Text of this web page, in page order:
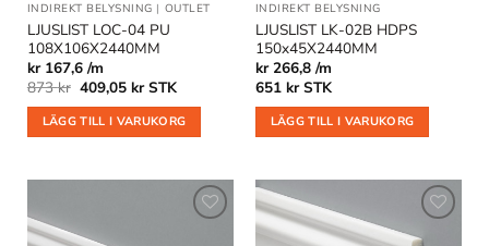
INDIREKT BELYSNING | OUTLET
LJUSLIST LOC-04 PU
108X106X2440MM
kr 167,6 /m
873kr Det
ursprungliga
priset
var:
873 kr.
409,05 krDet
priset
är:
409,05 kr.
STK
LÄGG TILL I VARUKORG
INDIREKT BELYSNING
LJUSLIST LK-02B HDPS
150x45X2440MM
kr 266,8 /m
651 kr STK
LÄGG TILL I VARUKORG